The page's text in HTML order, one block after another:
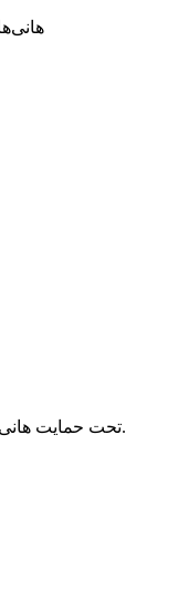
© 2026 تحت حمایت هانی‌هاب™. تمامی حقوق محفوظ است.